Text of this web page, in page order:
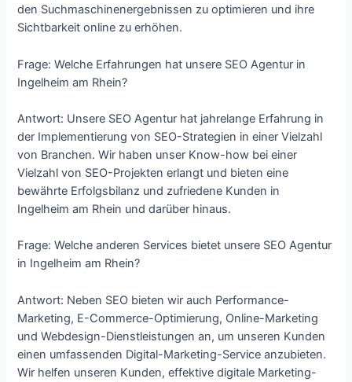
den Suchmaschinenergebnissen zu optimieren und ihre
Sichtbarkeit online zu erhöhen.
Frage: Welche Erfahrungen hat unsere SEO Agentur in
Ingelheim am Rhein?
Antwort: Unsere SEO Agentur hat jahrelange Erfahrung in
der Implementierung von SEO-Strategien in einer Vielzahl
von Branchen. Wir haben unser Know-how bei einer
Vielzahl von SEO-Projekten erlangt und bieten eine
bewährte Erfolgsbilanz und zufriedene Kunden in
Ingelheim am Rhein und darüber hinaus.
Frage: Welche anderen Services bietet unsere SEO Agentur
in Ingelheim am Rhein?
Antwort: Neben SEO bieten wir auch Performance-
Marketing, E-Commerce-Optimierung, Online-Marketing
und Webdesign-Dienstleistungen an, um unseren Kunden
einen umfassenden Digital-Marketing-Service anzubieten.
Wir helfen unseren Kunden, effektive digitale Marketing-